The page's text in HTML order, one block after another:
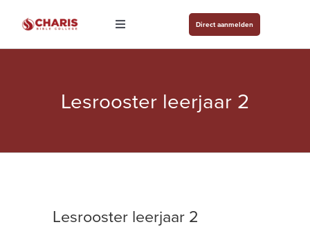
inhoud
Toggle
Navigation
Direct aanmelden
Lesrooster leerjaar 2
Lesrooster leerjaar 2